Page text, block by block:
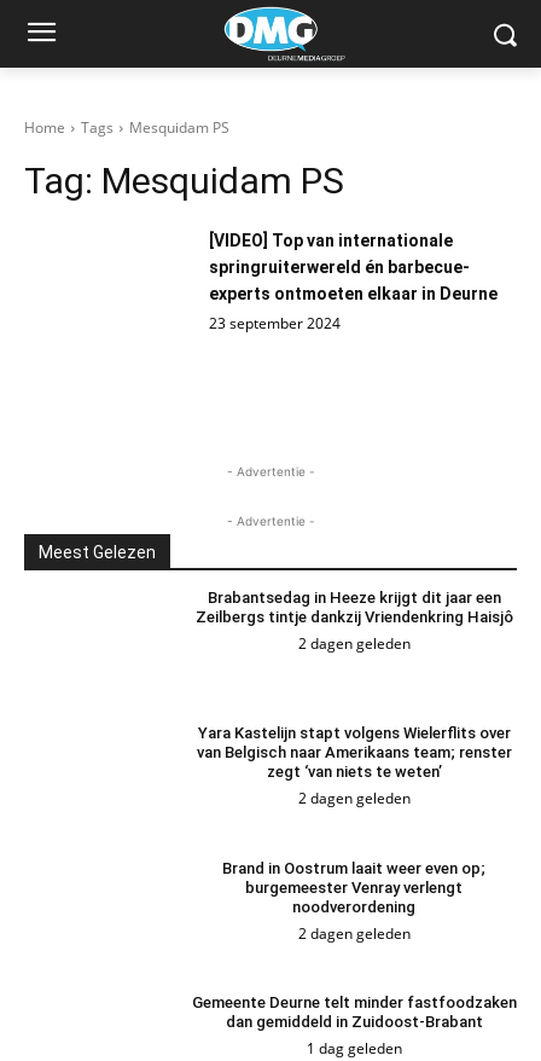
Home Tags Mesquidam PS
Tag: Mesquidam PS
[VIDEO] Top van internationale
springruiterwereld én barbecue-
experts ontmoeten elkaar in Deurne
23 september 2024
- Advertentie -
- Advertentie -
Meest Gelezen
Brabantsedag in Heeze krijgt dit jaar een
Zeilbergs tintje dankzij Vriendenkring Haisjô
2 dagen geleden
Yara Kastelijn stapt volgens Wielerflits over
van Belgisch naar Amerikaans team; renster
zegt ‘van niets te weten’
2 dagen geleden
Brand in Oostrum laait weer even op;
burgemeester Venray verlengt
noodverordening
2 dagen geleden
Gemeente Deurne telt minder fastfoodzaken
dan gemiddeld in Zuidoost-Brabant
1 dag geleden